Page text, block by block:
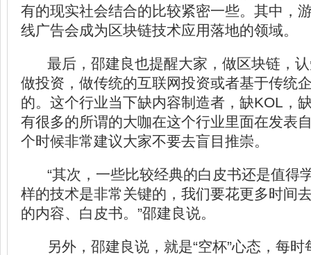
有的现实社会结合的比较紧密一些。其中，
线广告会成为区块链技术应用落地的领域。
最后，邵建良也提醒大家，做区块链，
做投资，做传统的互联网投资或者基于传统
的。这个行业当下缺内容制造者，缺KOL，
有很多的所谓的大咖在这个行业里面在发表
个时候非常建议大家不要去盲目推崇。
“其次，一些比较经典的白皮书还是值得
样的技术是非常关键的，我们要花更多时间
的内容、白皮书。”邵建良说。
另外，邵建良说，就是“空杯”心态，每